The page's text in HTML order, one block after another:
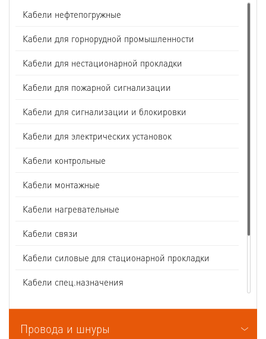
Кабели нефтепогружные
Кабели для горнорудной промышленности
Кабели для нестационарной прокладки
Кабели для пожарной сигнализации
Кабели для сигнализации и блокировки
Кабели для электрических установок
Кабели контрольные
Кабели монтажные
Кабели нагревательные
Кабели связи
Кабели силовые для стационарной прокладки
Кабели спец.назначения
Кабели судовые
Кабели термоэлектродные
Провода и шнуры